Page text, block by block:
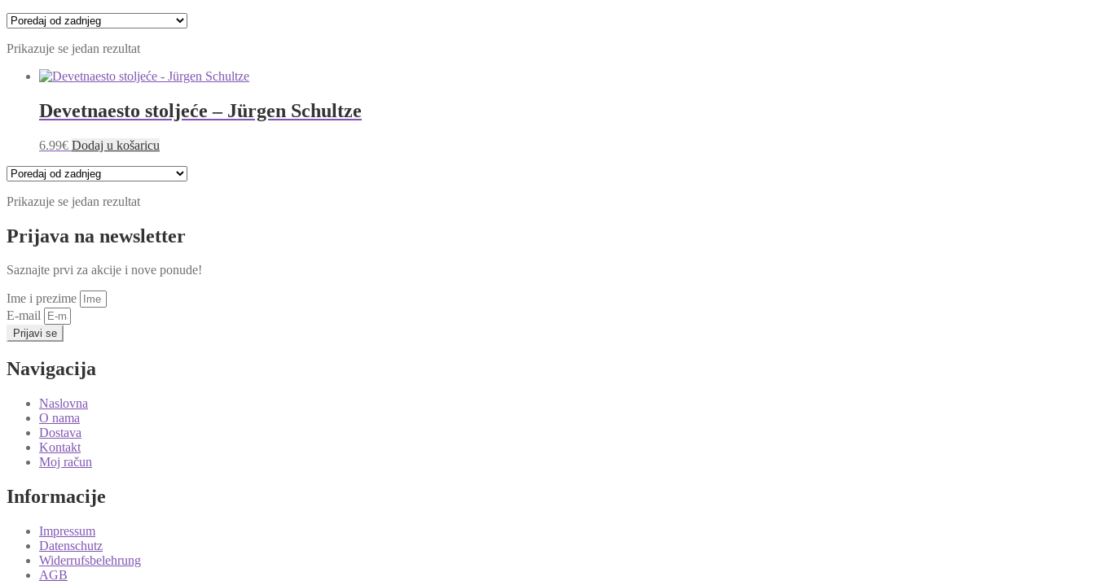
Prikazuje se jedan rezultat
Devetnaesto stoljeće – Jürgen Schultze
6.99€ Dodaj u košaricu
Prikazuje se jedan rezultat
Prijava na newsletter
Saznajte prvi za akcije i nove ponude!
Ime i prezime
E-mail
Prijavi se
Navigacija
Naslovna
O nama
Dostava
Kontakt
Moj račun
Informacije
Impressum
Datenschutz
Widerrufsbelehrung
AGB